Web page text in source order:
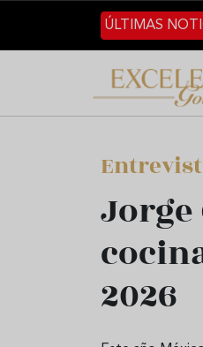
Pasar al
ÚLTIMAS
Jorge
2026